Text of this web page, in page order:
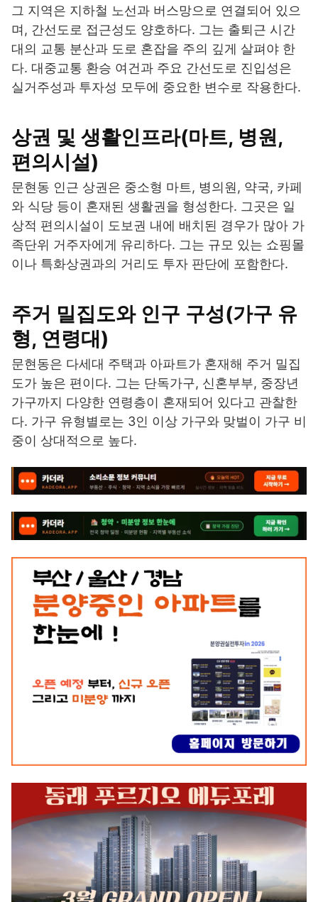
그 지역은 지하철 노선과 버스망으로 연결되어 있으
며, 간선도로 접근성도 양호하다. 그는 출퇴근 시간
대의 교통 분산과 도로 혼잡을 주의 깊게 살펴야 한
다. 대중교통 환승 여건과 주요 간선도로 진입성은
실거주성과 투자성 모두에 중요한 변수로 작용한다.
상권 및 생활인프라(마트, 병원,
편의시설)
문현동 인근 상권은 중소형 마트, 병의원, 약국, 카페
와 식당 등이 혼재된 생활권을 형성한다. 그곳은 일
상적 편의시설이 도보권 내에 배치된 경우가 많아 가
족단위 거주자에게 유리하다. 그는 규모 있는 쇼핑몰
이나 특화상권과의 거리도 투자 판단에 포함한다.
주거 밀집도와 인구 구성(가구 유
형, 연령대)
문현동은 다세대 주택과 아파트가 혼재해 주거 밀집
도가 높은 편이다. 그는 단독가구, 신혼부부, 중장년
가구까지 다양한 연령층이 혼재되어 있다고 관찰한
다. 가구 유형별로는 3인 이상 가구와 맞벌이 가구 비
중이 상대적으로 높다.